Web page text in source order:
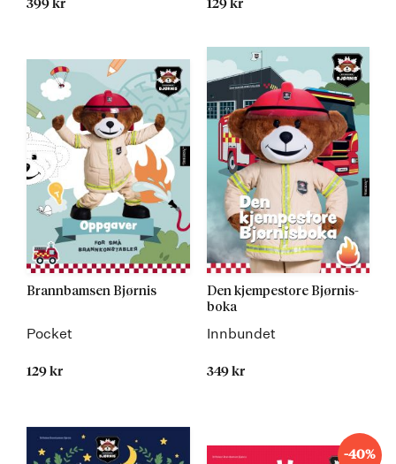
399 kr 129 kr
Brannbamsen Bjørnis
Pocket
129 kr
Den kjempestore Bjørnis-
boka
Innbundet
349 kr
-40%